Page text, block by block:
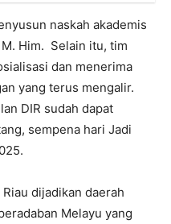
naskah akademis
Him. Selain itu, tim
dan menerima
yang terus mengalir.
DIR sudah dapat
sempena hari Jadi
dijadikan daerah
Melayu yang